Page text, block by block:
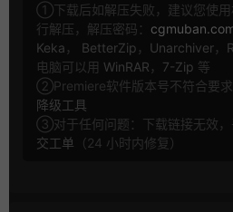
①下载后如解压失败，建议您使用
行解压，解压密码：
Keka ， BetterZip ， Unarchiver，
电脑可以用 WinRAR ， 7-Zip 等
②Premiere软件版本号不符合要
降级工具
③对于任何问题：下载链接无效，
交工单 （24 小时内修复）